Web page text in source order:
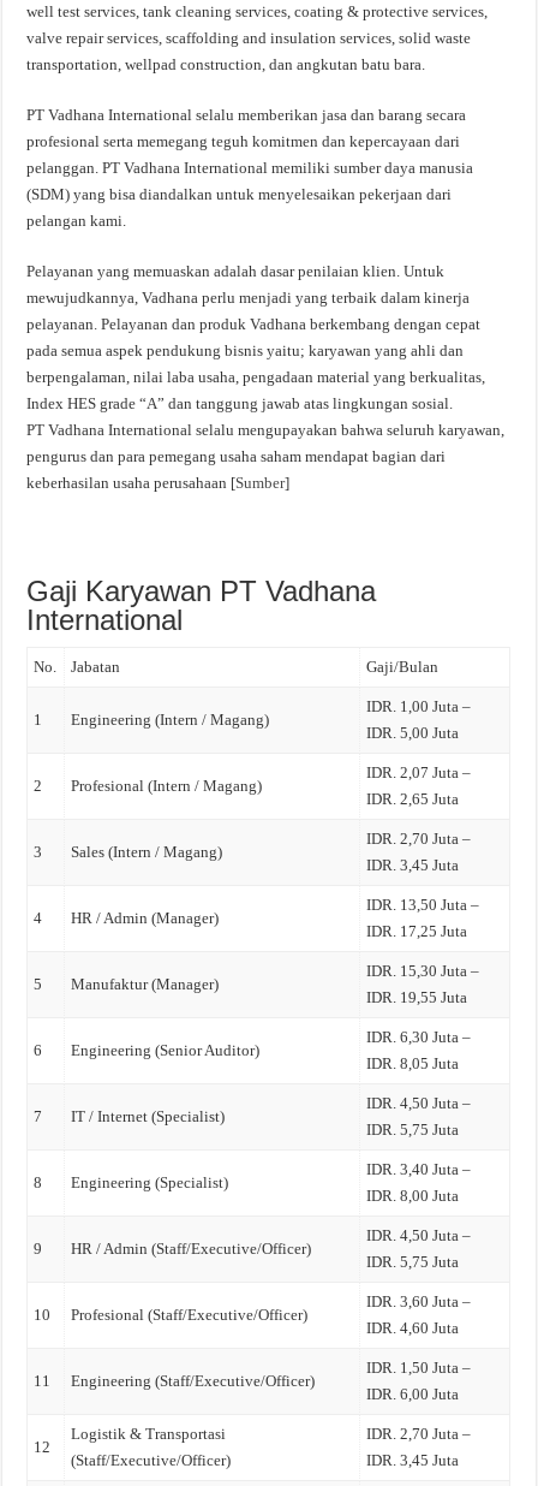
well test services, tank cleaning services, coating & protective services,
valve repair services, scaffolding and insulation services, solid waste
transportation, wellpad construction, dan angkutan batu bara.
PT Vadhana International selalu memberikan jasa dan barang secara
profesional serta memegang teguh komitmen dan kepercayaan dari
pelanggan. PT Vadhana International memiliki sumber daya manusia
(SDM) yang bisa diandalkan untuk menyelesaikan pekerjaan dari
pelangan kami.
Pelayanan yang memuaskan adalah dasar penilaian klien. Untuk
mewujudkannya, Vadhana perlu menjadi yang terbaik dalam kinerja
pelayanan. Pelayanan dan produk Vadhana berkembang dengan cepat
pada semua aspek pendukung bisnis yaitu; karyawan yang ahli dan
berpengalaman, nilai laba usaha, pengadaan material yang berkualitas,
Index HES grade “A” dan tanggung jawab atas lingkungan sosial.
PT Vadhana International selalu mengupayakan bahwa seluruh karyawan,
pengurus dan para pemegang usaha saham mendapat bagian dari
keberhasilan usaha perusahaan [Sumber]
Gaji Karyawan PT Vadhana
International
No. Jabatan Gaji/Bulan
1 Engineering (Intern / Magang)
IDR. 1,00 Juta –
IDR. 5,00 Juta
2 Profesional (Intern / Magang)
IDR. 2,07 Juta –
IDR. 2,65 Juta
3 Sales (Intern / Magang)
IDR. 2,70 Juta –
IDR. 3,45 Juta
4 HR / Admin (Manager)
IDR. 13,50 Juta –
IDR. 17,25 Juta
5 Manufaktur (Manager)
IDR. 15,30 Juta –
IDR. 19,55 Juta
6 Engineering (Senior Auditor)
IDR. 6,30 Juta –
IDR. 8,05 Juta
7 IT / Internet (Specialist)
IDR. 4,50 Juta –
IDR. 5,75 Juta
8 Engineering (Specialist)
IDR. 3,40 Juta –
IDR. 8,00 Juta
9 HR / Admin (Staff/Executive/Officer)
IDR. 4,50 Juta –
IDR. 5,75 Juta
10 Profesional (Staff/Executive/Officer)
IDR. 3,60 Juta –
IDR. 4,60 Juta
11 Engineering (Staff/Executive/Officer)
IDR. 1,50 Juta –
IDR. 6,00 Juta
12
Logistik & Transportasi
(Staff/Executive/Officer)
IDR. 2,70 Juta –
IDR. 3,45 Juta